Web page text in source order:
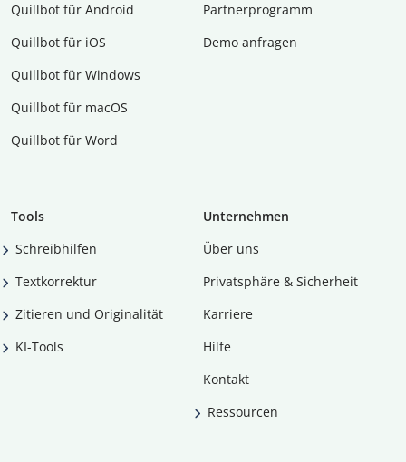
Quillbot für Android
Quillbot für iOS
Quillbot für Windows
Quillbot für macOS
Quillbot für Word
Partnerprogramm
Demo anfragen
Tools
Schreibhilfen
Textkorrektur
Zitieren und Originalität
KI-Tools
Unternehmen
Über uns
Privatsphäre & Sicherheit
Karriere
Hilfe
Kontakt
Ressourcen